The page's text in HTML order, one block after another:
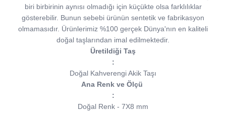
biri birbirinin aynısı olmadığı için küçükte olsa farklılıklar
gösterebilir. Bunun sebebi ürünün sentetik ve fabrikasyon
olmamasıdır. Ürünlerimiz %100 gerçek Dünya'nın en kaliteli
doğal taşlarından imal edilmektedir.
Üretildiği Taş
:
Doğal Kahverengi Akik Taşı
Ana Renk ve Ölçü
:
Doğal Renk - 7X8 mm